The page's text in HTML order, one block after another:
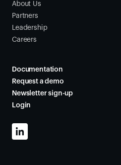
About Us
Partners
Leadership
Careers
Documentation
Request a demo
Newsletter sign-up
Login